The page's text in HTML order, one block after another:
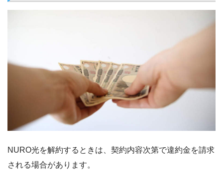
NURO光を解約するときは、契約内容次第で違約金を請求
される場合があります。